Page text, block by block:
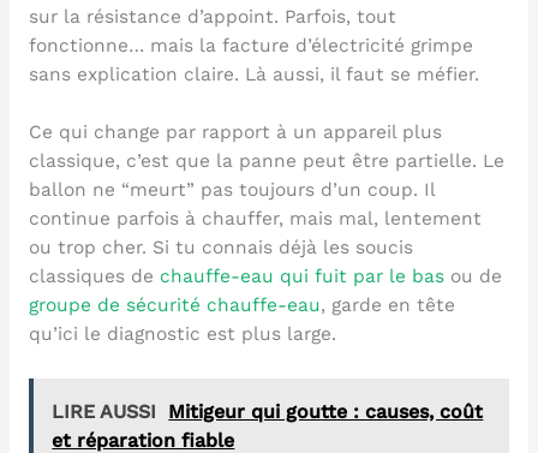
sur la résistance d’appoint. Parfois, tout
fonctionne… mais la facture d’électricité grimpe
sans explication claire. Là aussi, il faut se méfier.
Ce qui change par rapport à un appareil plus
classique, c’est que la panne peut être partielle. Le
ballon ne “meurt” pas toujours d’un coup. Il
continue parfois à chauffer, mais mal, lentement
ou trop cher. Si tu connais déjà les soucis
classiques de chauffe-eau qui fuit par le basou de
groupe de sécurité chauffe-eau, garde en tête
qu’ici le diagnostic est plus large.
LIRE AUSSI
Mitigeur qui goutte : causes, coût
et réparation fiable